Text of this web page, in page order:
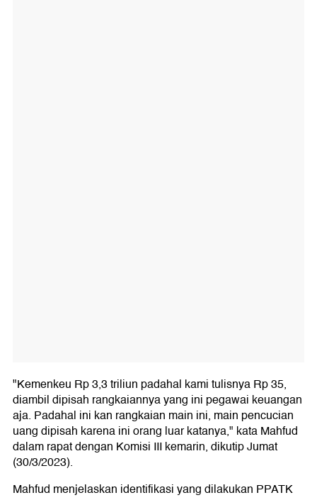
"Kemenkeu Rp 3,3 triliun padahal kami tulisnya Rp 35,
diambil dipisah rangkaiannya yang ini pegawai keuangan
aja. Padahal ini kan rangkaian main ini, main pencucian
uang dipisah karena ini orang luar katanya," kata Mahfud
dalam rapat dengan Komisi III kemarin, dikutip Jumat
(30/3/2023).
Mahfud menjelaskan identifikasi yang dilakukan PPATK